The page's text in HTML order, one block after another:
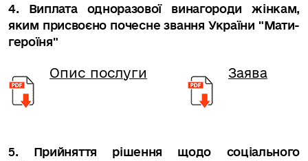
4. Виплата одноразової винагороди жінкам,
яким присвоєно почесне звання України "Мати-
героїня"
Опис послуги Заява
5. Прийняття рішення щодо соціального